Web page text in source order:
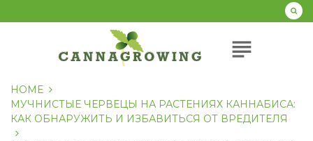
к
subject
HOME
МУЧНИСТЫЕ ЧЕРВЕЦЫ НА РАСТЕНИЯХ КАННАБИСА:
КАК ОБНАРУЖИТЬ И ИЗБАВИТЬСЯ ОТ ВРЕДИТЕЛЯ